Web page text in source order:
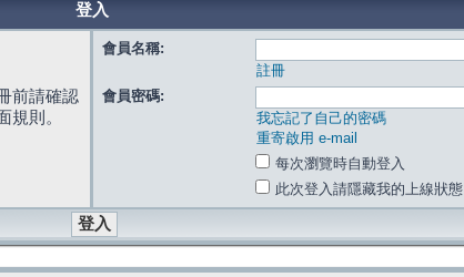
登入
前請確認
規則。
會員名稱:
註冊
會員密碼:
我忘記了自己的密碼
重寄啟用 e-mail
每次瀏覽時自動登入
此次登入請隱藏我的上線狀態